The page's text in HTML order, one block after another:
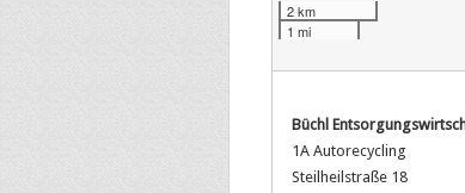
2 km
1 mi
Büchl
1A Autorecycling
Steilheilstraße 18